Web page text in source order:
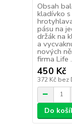
Obsah
kladívko
pásu na
držák na
a
nových
firma Life
450 Kč
372 Kč bez
Do